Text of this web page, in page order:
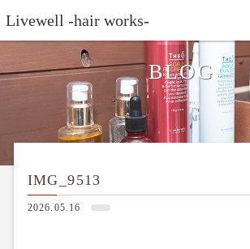
Livewell -hair works-
BLOG
IMG_9513
2026.05.16